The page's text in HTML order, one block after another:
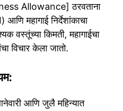
Allowance] ठरवताना
महागाई निर्देशांकाचा
वस्तूंच्या किमती, महागाईचा
विचार केला जातो.
आणि जुलै महिन्यात